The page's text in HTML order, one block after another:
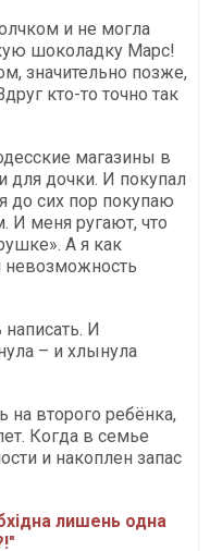
и не могла
шоколадку Марс!
значительно позже,
кто-то точно так
магазины в
для дочки. И покупал
до сих пор покупаю
И меня ругают, что
А я как
И
– и хлынула
второго ребёнка,
Когда в семье
и накоплен запас
лишень одна